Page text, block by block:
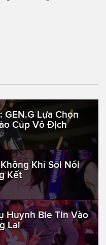
GEN.G Lựa Chọn
Cúp Vô Địch
Khí Sôi Nổi
Kết
Huynh Bie Tin Vào
Lai